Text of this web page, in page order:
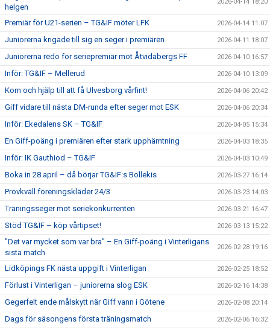
helgen
Premiär för U21-serien – TG&IF möter LFK 2026-04-14 11:07
Juniorerna krigade till sig en seger i premiären 2026-04-11 18:07
Juniorerna redo för seriepremiär mot Åtvidabergs FF 2026-04-10 16:57
Inför: TG&IF – Mellerud 2026-04-10 13:09
Kom och hjälp till att få Ulvesborg vårfint! 2026-04-06 20:42
Giff vidare till nästa DM-runda efter seger mot ESK 2026-04-06 20:34
Inför: Ekedalens SK – TG&IF 2026-04-05 15:34
En Giff-poäng i premiären efter stark upphämtning 2026-04-03 18:35
Inför: IK Gauthiod – TG&IF 2026-04-03 10:49
Boka in 28 april – då börjar TG&IF:s Bollekis 2026-03-27 16:14
Provkväll föreningskläder 24/3 2026-03-23 14:03
Träningsseger mot seriekonkurrenten 2026-03-21 16:47
Stöd TG&IF – köp vårtipset! 2026-03-13 15:22
”Det var mycket som var bra” – En Giff-poäng i Vinterligans
sista match
2026-02-28 19:16
Lidköpings FK nästa uppgift i Vinterligan 2026-02-25 18:52
Förlust i Vinterligan – juniorerna slog ESK 2026-02-16 14:38
Gegerfelt ende målskytt när Giff vann i Götene 2026-02-08 20:14
Dags för säsongens första träningsmatch 2026-02-06 16:32